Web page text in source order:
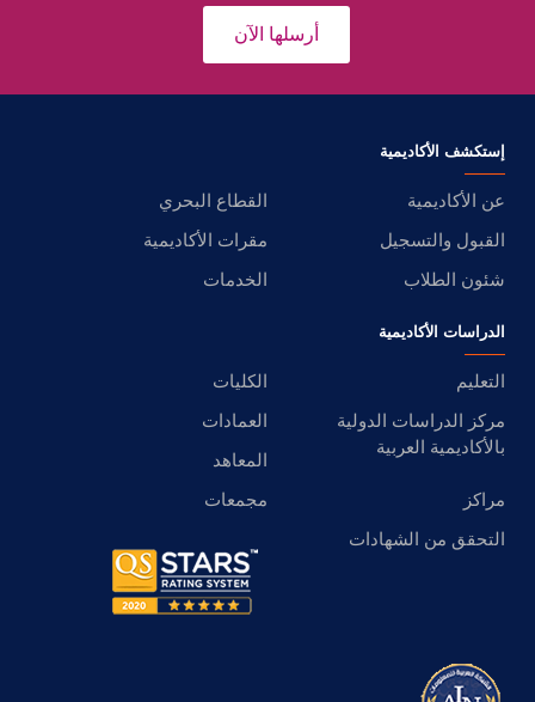
أرسلها الآن
إستكشف الأكاديمية
عن الأكاديمية
القطاع البحري
القبول والتسجيل
مقرات الأكاديمية
شئون الطلاب
الخدمات
الدراسات الأكاديمية
التعليم
الكليات
مركز الدراسات الدولية
بالأكاديمية العربية
العمادات
المعاهد
مراكز
مجمعات
التحقق من الشهادات